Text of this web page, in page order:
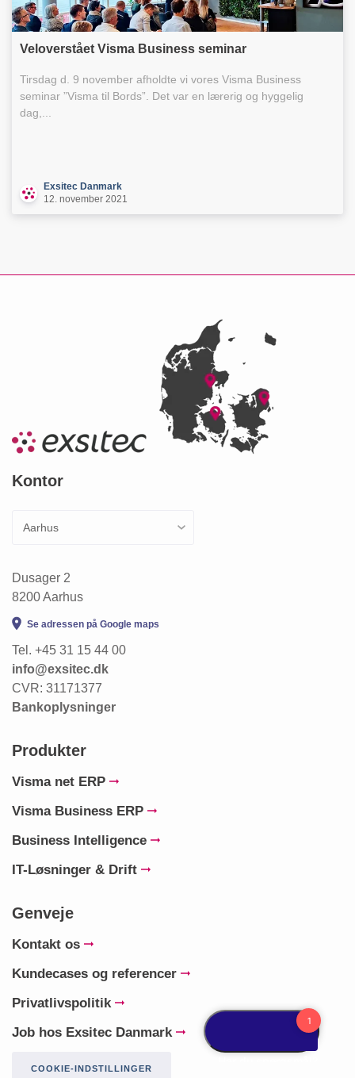
Veloverstået Visma Business seminar
Tirsdag d. 9 november afholdte vi vores Visma Business
seminar ”Visma til Bords”. Det var en lærerig og hyggelig
dag,...
Exsitec Danmark
12. november 2021
Kontor
Dusager 2
8200 Aarhus
Se adressen på Google maps
Tel. +45 31 15 44 00
info@exsitec.dk
CVR: 31171377
Bankoplysninger
Produkter
Visma net ERP
Visma Business ERP
Business Intelligence
IT-Løsninger & Drift
Genveje
Kontakt os
Kundecases og referencer
Privatlivspolitik
Job hos Exsitec Danmark
COOKIE-INDSTILLINGER